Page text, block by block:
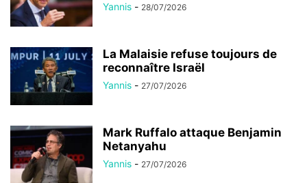
Yannis - 28/07/2026
La Malaisie refuse toujours de
reconnaître Israël
Yannis - 27/07/2026
Mark Ruffalo attaque Benjamin
Netanyahu
Yannis - 27/07/2026